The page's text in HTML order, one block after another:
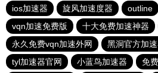
ios加速器
旋风加速度器 outline
vqn加速免费版
十大免费加速神器
永久免费vqn加速外网
黑洞官方加
tyl加速器官网
小蓝鸟加速器
免